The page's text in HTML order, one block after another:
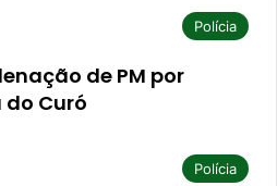
Polícia
de PM por
Curó
Polícia